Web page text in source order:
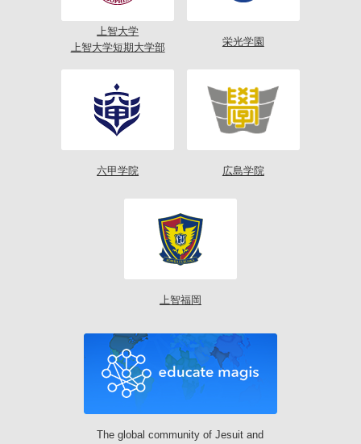
上智大学
上智大学短期大学部
栄光学園
六甲学院 広島学院
上智福岡
The global community of Jesuit and